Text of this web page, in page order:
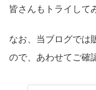
皆さんもトライして
なお、当ブログでは
ので、あわせてご確